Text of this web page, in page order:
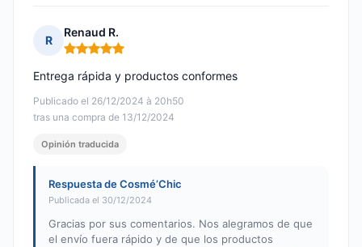
R
Renaud R.
Nota: 5 de 5
Publicado el 26/12/2024 à 20h50
tras una compra de 13/12/2024
Entrega rápida y productos conformes
Opinión traducida
Respuesta de Cosmé’Chic
Publicada el 30/12/2024
Gracias por sus comentarios. Nos alegramos de que
el envío fuera rápido y de que los productos